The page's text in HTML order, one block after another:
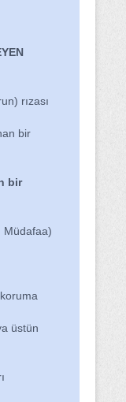
rızası
bir
bir
üstün